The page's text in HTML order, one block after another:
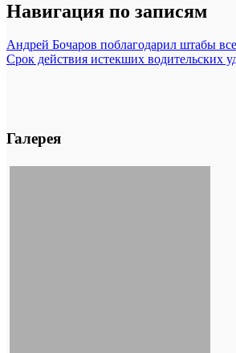
Навигация по записям
Андрей Бочаров поблагодарил штабы
Срок действия истекших водительских
Галерея